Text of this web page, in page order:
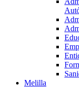
Melilla